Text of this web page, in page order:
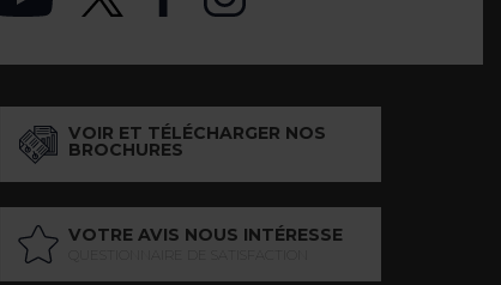
VOIR ET TÉLÉCHARGER NOS
BROCHURES
VOTRE AVIS NOUS INTÉRESSE